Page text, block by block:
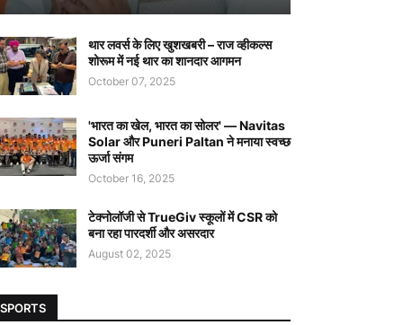
थार लवर्स के लिए खुशखबरी – राज व्हीकल्स
शोरूम में नई थार का शानदार आगमन
October 07, 2025
'भारत का खेल, भारत का सोलर' — Navitas
Solar और Puneri Paltan ने मनाया स्वच्छ
ऊर्जा संगम
October 16, 2025
टेक्नोलॉजी से TrueGiv स्कूलों में CSR को
बना रहा पारदर्शी और असरदार
August 02, 2025
SPORTS